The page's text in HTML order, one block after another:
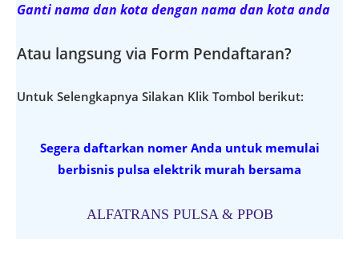
Ganti nama dan kota dengan nama dan kota anda
Atau langsung via Form Pendaftaran?
Untuk Selengkapnya Silakan Klik Tombol berikut:
Segera daftarkan nomer Anda untuk memulai
berbisnis pulsa elektrik murah bersama
ALFATRANS PULSA & PPOB